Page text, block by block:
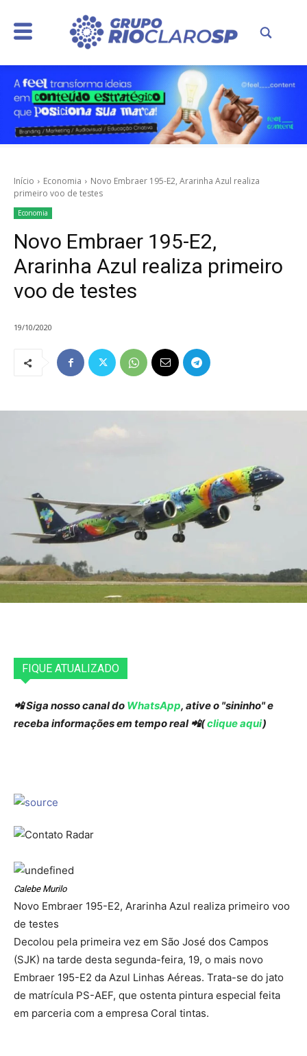
Início Economia
Novo Embraer 195-E2, Ararinha Azul realiza
primeiro voo de testes
Economia
Novo Embraer 195-E2,
Ararinha Azul realiza primeiro
voo de testes
19/10/2020
FIQUE ATUALIZADO
📲 Siga nosso canal do WhatsApp, ative o "sininho" e
receba informações em tempo real 📲(clique aqui)
Calebe Murilo
Novo Embraer 195-E2, Ararinha Azul realiza primeiro voo
de testes
Decolou pela primeira vez em São José dos Campos
(SJK) na tarde desta segunda-feira, 19, o mais novo
Embraer 195-E2 da Azul Linhas Aéreas. Trata-se do jato
de matrícula PS-AEF, que ostenta pintura especial feita
em parceria com a empresa Coral tintas.